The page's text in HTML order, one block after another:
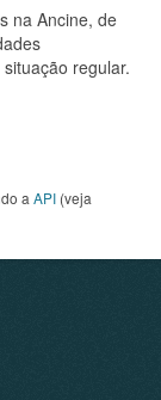
na Ancine, de
regular.
a API (veja